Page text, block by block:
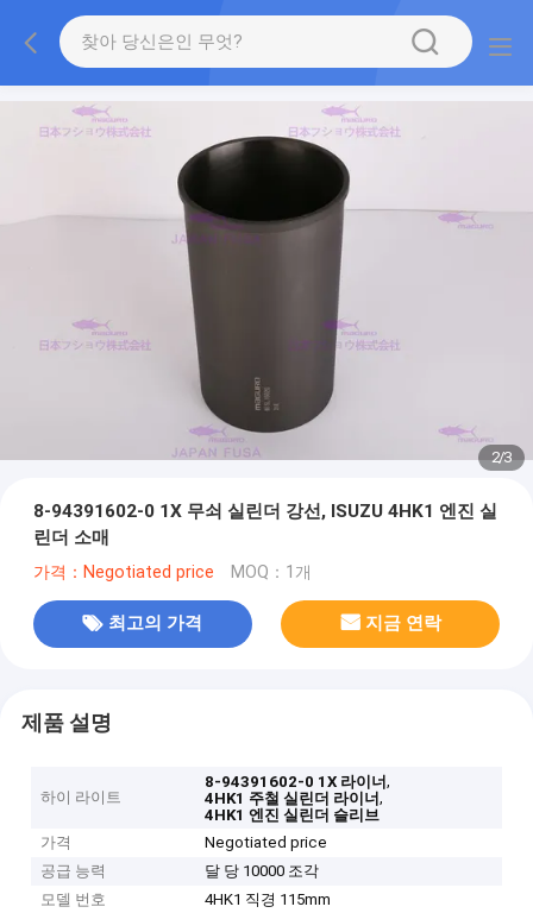
2/3
8-94391602-0 1X 무쇠 실린더 강선, ISUZU 4HK1 엔진 실
린더 소매
가격：Negotiated price MOQ：1개
최고의 가격 지금 연락
제품 설명
하이 라이트
8-94391602-0 1X 라이너,
4HK1 주철 실린더 라이너,
4HK1 엔진 실린더 슬리브
가격
Negotiated price
공급 능력
달 당 10000 조각
모델 번호
4HK1 직경 115mm